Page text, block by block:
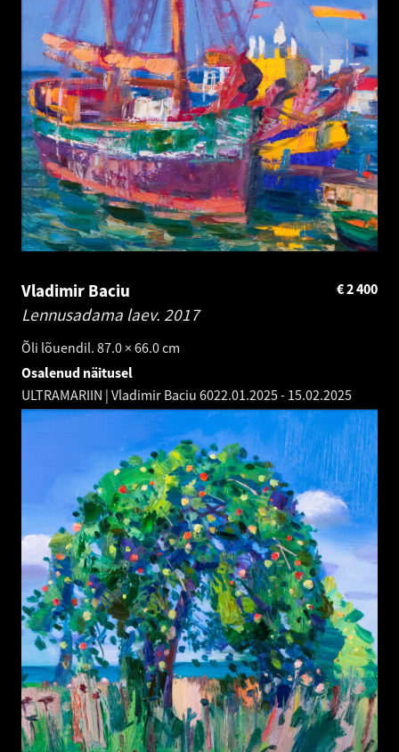
Vladimir Baciu
Lennusadama laev. 2017
Õli lõuendil. 87.0 × 66.0 cm
2 400
€
Osalenud näitusel
ULTRAMARIIN | Vladimir Baciu 6022.01.2025- 15.02.2025